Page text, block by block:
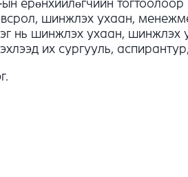
ерөнхийлөгчийн
шинжлэх ухаан,
нь шинжлэх ухаан, шинжлэх
их сургууль,